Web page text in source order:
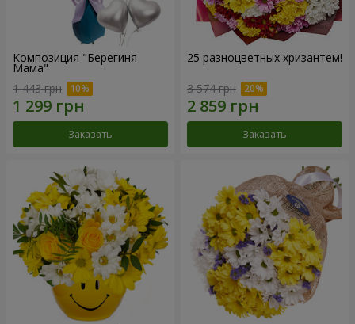
Композиция "Берегиня
Мама"
1 443 грн
Заказать
25 разноцветных хризантем!
3 574 грн
Заказать